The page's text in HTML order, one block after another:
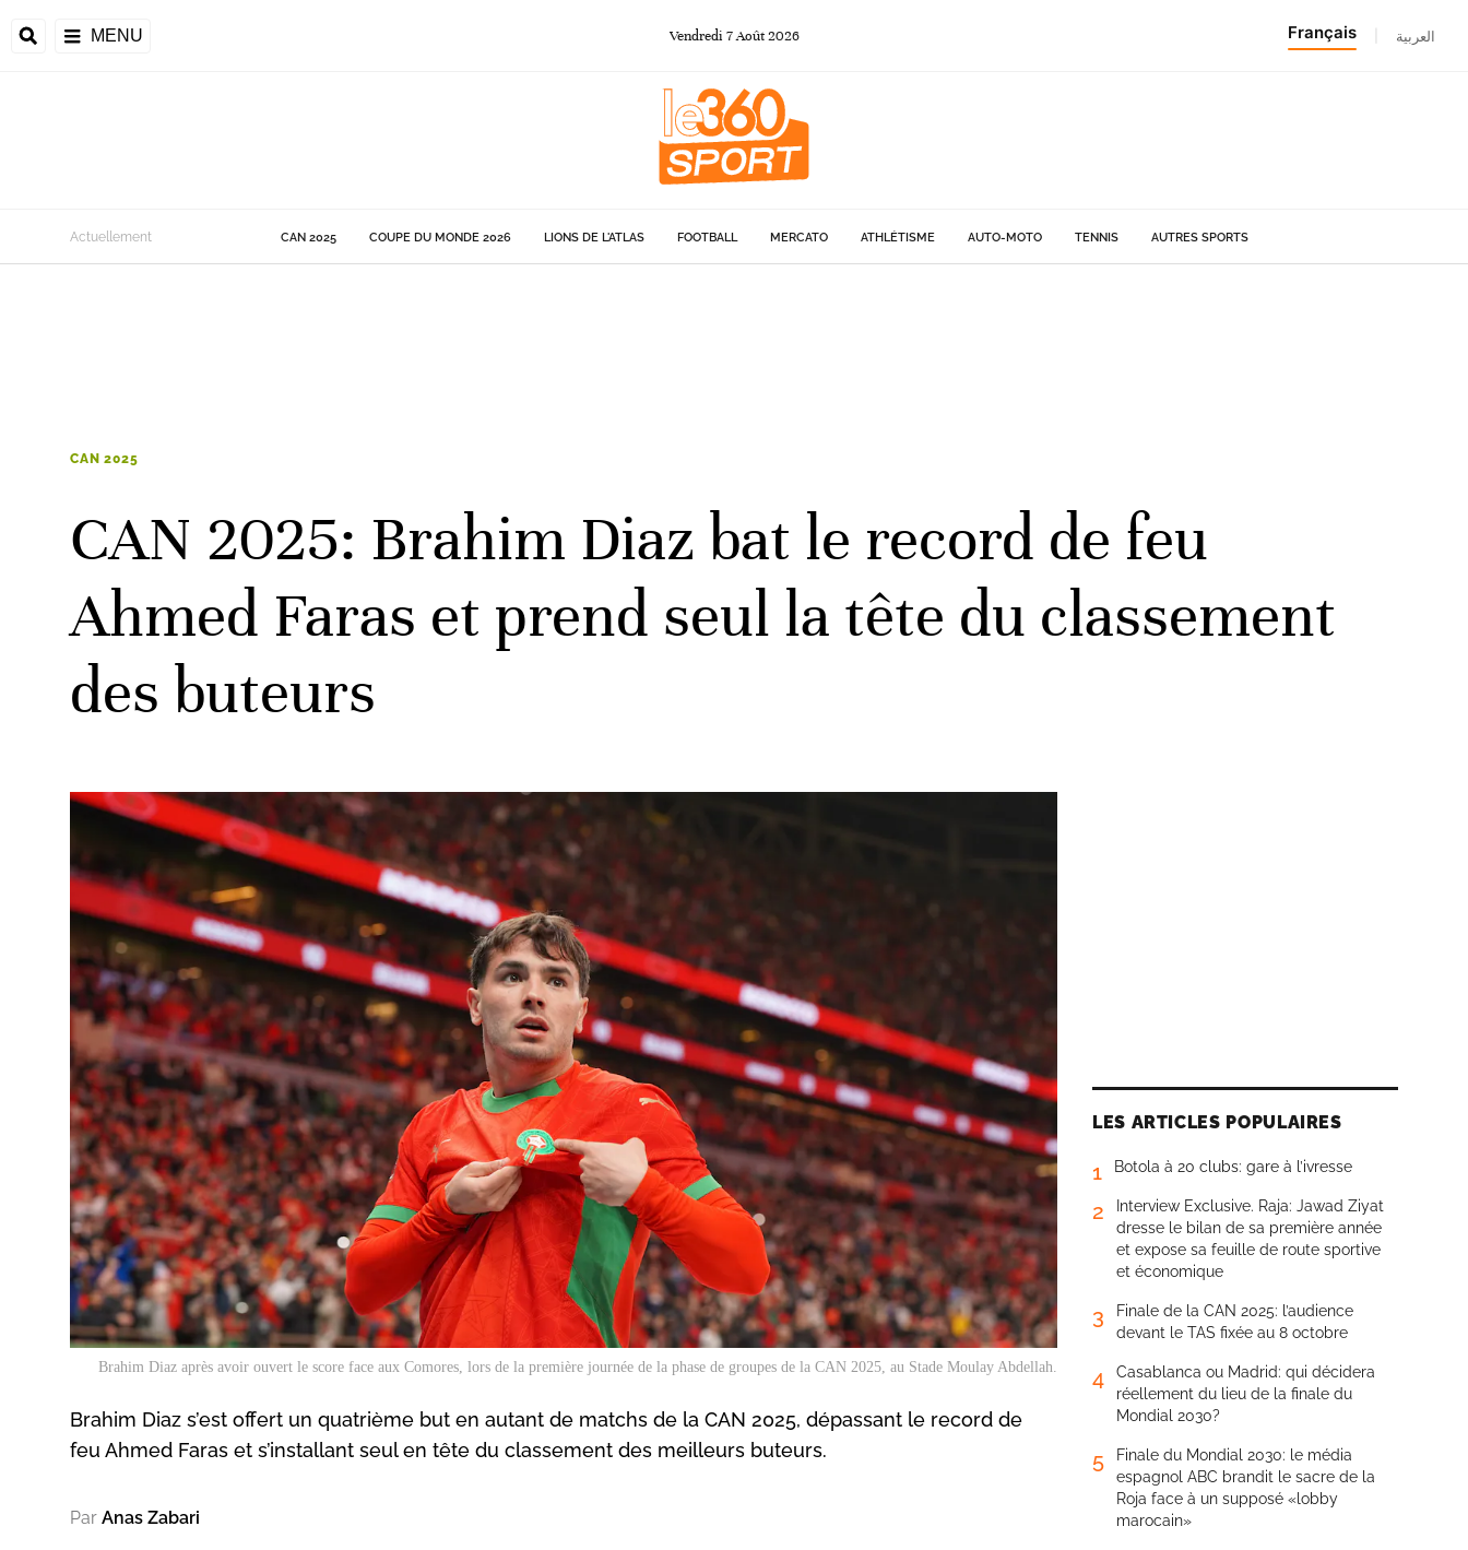
MENU Vendredi 7Août 2026 Français العربية
de la CAF
Actuellement CAN 2025 COUPE DU MONDE 2026 LIONS DE L'ATLAS FOOTBALL MERCATO ATHLÉTISME AUTO-MOTO TENNIS AUTRES SPORTS
CAN 2025
CAN 2025: Brahim Diaz bat le record de feu
Ahmed Faras et prend seul la tête du classement
des buteurs
Brahim Diaz après avoir ouvert le score face aux Comores, lors de la première journée de la phase de groupes de la CAN 2025, au Stade Moulay Abdellah.
Brahim Diaz s’est offert un quatrième but en autant de matchs de la CAN 2025, dépassant le record de
feu Ahmed Faras et s’installant seul en tête du classement des meilleurs buteurs.
Par Anas Zabari
LES ARTICLES POPULAIRES
1 Botola à 20 clubs: gare à l’ivresse
2
Interview Exclusive. Raja: Jawad Ziyat
dresse le bilan de sa première année
et expose sa feuille de route sportive
et économique
3
Finale de la CAN 2025: l’audience
devant le TAS fixée au 8 octobre
4
Casablanca ou Madrid: qui décidera
réellement du lieu de la finale du
Mondial 2030?
5
Finale du Mondial 2030: le média
espagnol ABC brandit le sacre de la
Roja face à un supposé «lobby
marocain»